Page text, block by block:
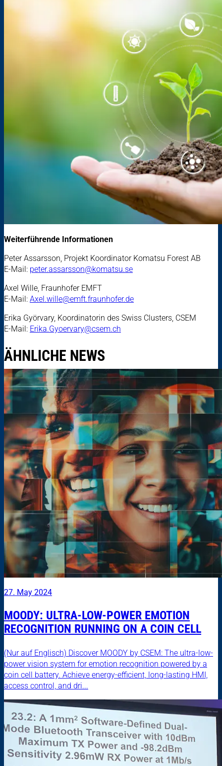
Weiterführende Informationen
Peter Assarsson, Projekt Koordinator Komatsu Forest AB
E-Mail: peter.assarsson@komatsu.se
Axel Wille, Fraunhofer EMFT
E-Mail: Axel.wille@emft.fraunhofer.de
Erika Györvary, Koordinatorin des Swiss Clusters, CSEM
E-Mail: Erika.Gyoervary@csem.ch
ÄHNLICHE NEWS
27. May 2024
MOODY: ULTRA-LOW-POWER EMOTION
RECOGNITION RUNNING ON A COIN CELL
(Nur auf Englisch) Discover MOODY by CSEM: The ultra-low-
power vision system for emotion recognition powered by a
coin cell battery. Achieve energy-efficient, long-lasting HMI,
access control, and dri...